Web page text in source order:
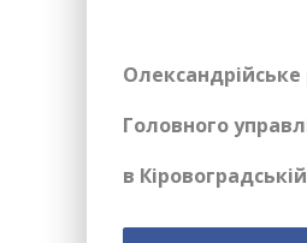
Головного
в